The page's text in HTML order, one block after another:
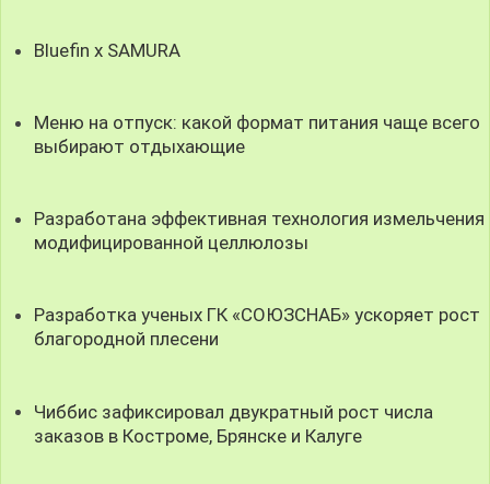
Bluefin x SAMURA
Меню на отпуск: какой формат питания чаще всего
выбирают отдыхающие
Разработана эффективная технология измельчения
модифицированной целлюлозы
Разработка ученых ГК «СОЮЗСНАБ» ускоряет рост
благородной плесени
Чиббис зафиксировал двукратный рост числа
заказов в Костроме, Брянске и Калуге